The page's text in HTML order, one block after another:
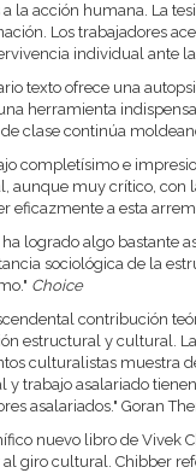
la acción humana. La
Los trabajadores
individual ante
texto ofrece una
herramienta
clase continúa
completísimo e
aunque muy crítico, con
eficazmente a esta
logrado algo bastante
sociológica de la
Choice
contribución
estructural y cultural.
culturalistas muestra
y trabajo asalariado
asalariados." Goran
nuevo libro de Vivek
al giro cultural. Chibber